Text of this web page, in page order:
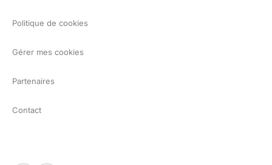
Politique de cookies
Gérer mes cookies
Partenaires
Contact